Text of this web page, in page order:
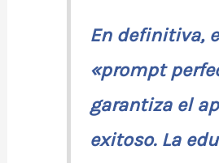
En definitiva,
«prompt
garantiza el
exitoso. La